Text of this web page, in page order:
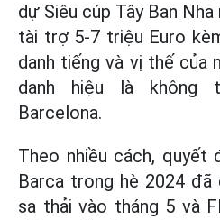
dự Siêu cúp Tây Ban
tài trợ 5-7 triệu Euro
danh tiếng và vị thế của
danh hiệu là không
Barcelona.
Theo nhiều cách, quyết
Barca trong hè 2024
sa thải vào tháng 5 và